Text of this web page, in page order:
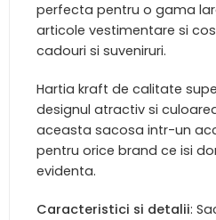
perfecta pentru o gama
articole vestimentare si
cadouri si suveniruri.
Hartia kraft de calitate
designul atractiv si
aceasta sacosa intr-un
pentru orice brand ce isi
evidenta.
Caracteristici si detalii: